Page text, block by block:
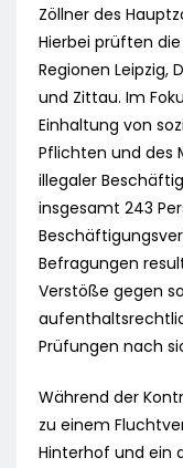
Zöllner des
Hierbei prüften
Regionen Leipzig,
und Zittau. Im
Einhaltung von
Pflichten und des
illegaler
insgesamt 243
Befragungen
Verstöße gegen
Prüfungen nach
Während der
zu einem
Hinterhof und ein